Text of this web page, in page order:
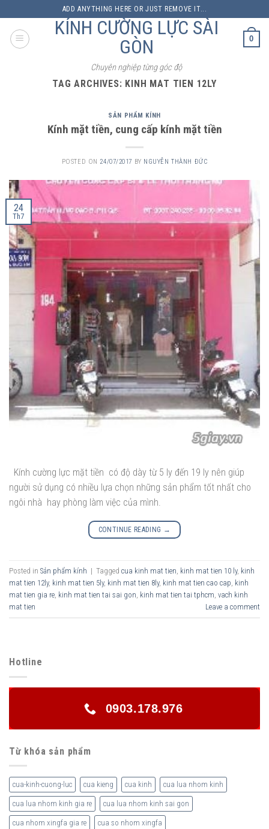
to
content
ADD ANYTHING HERE OR JUST REMOVE IT...
KÍNH CƯỜNG LỰC SÀI
GÒN
Chuyên nghiệp từng góc độ
0
TAG ARCHIVES: KINH MAT TIEN 12LY
SẢN PHẨM KÍNH
Kính mặt tiền, cung cấp kính mặt tiền
POSTED ON 24/07/2017 BY NGUYỄN THÀNH ĐỨC
24
Th7
Kính cường lực mặt tiền có độ dày từ 5 ly đến 19 ly nên giúp
người sử dụng có nhiều lựa chọn những sản phẩm tốt nhất cho
ngôi nhà hay phòng làm việc của mình.
CONTINUE READING →
Posted in Sản phẩm kính | Tagged cua kinh mat tien kinh mat tien 10 ly, kinh
mat tien 12ly, kinh mat tien 5ly, kinh mat tien 8ly, kinh mat tien cao cap kinh
mat tien gia re kinh mat tien tai sai gon kinh mat tien tai tphcm vach kinh
mat tien
Leave a comment
Hotline
0903.178.976
Từ khóa sản phẩm
cua-kinh-cuong-luc cua kieng cua kinh cua lua nhom kinh
cua lua nhom kinh gia re cua lua nhom kinh sai gon
cua nhom xingfa gia re cua so nhom xingfa